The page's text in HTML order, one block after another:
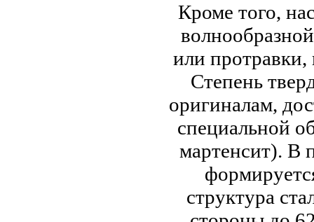
Кроме того,
или
Степень
оригиналам,
специальной
мартенсит). В
структура